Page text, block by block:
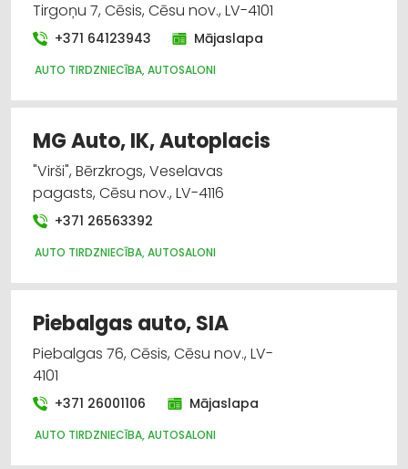
Tirgoņu 7, Cēsis, Cēsu nov., LV-4101
+371 64123943 Mājaslapa
AUTO TIRDZNIECĪBA, AUTOSALONI
MG Auto, IK, Autoplacis
"Virši", Bērzkrogs, Veselavas
pagasts, Cēsu nov., LV-4116
+371 26563392
AUTO TIRDZNIECĪBA, AUTOSALONI
Piebalgas auto, SIA
Piebalgas 76, Cēsis, Cēsu nov., LV-
4101
+371 26001106 Mājaslapa
AUTO TIRDZNIECĪBA, AUTOSALONI